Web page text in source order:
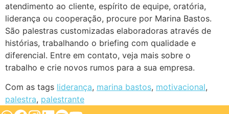
atendimento ao cliente, espírito de equipe, oratória,
liderança ou cooperação, procure por Marina Bastos.
São palestras customizadas elaboradoras através de
histórias, trabalhando o briefing com qualidade e
diferencial. Entre em contato, veja mais sobre o
trabalho e crie novos rumos para a sua empresa.
Com as tags liderança, marina bastos, motivacional,
palestra, palestrante